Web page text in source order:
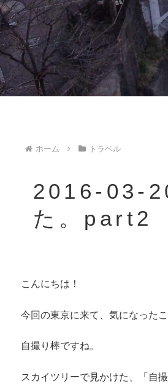
ホーム トラベル
2016-03-
た。part2
こんにちは！
今回の東京に来て、気になったこ
自撮り棒ですね。
スカイツリーで見かけた、「自撮